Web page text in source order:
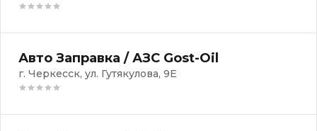
Авто Заправка / АЗС Gost-Oil
г. Черкесск, ул. ​Гутякулова, 9Е